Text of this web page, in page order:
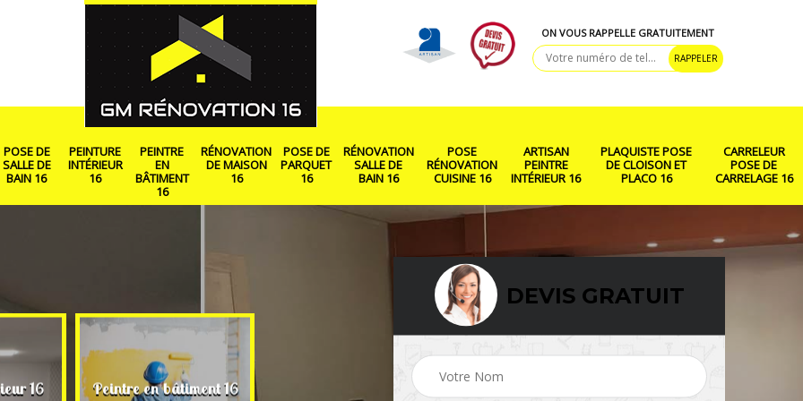
ON VOUS RAPPELLE GRATUITEMENT
POSE DE
SALLE DE
BAIN 16
PEINTURE
INTÉRIEUR
16
PEINTRE
EN
BÂTIMENT
16
RÉNOVATION
DE MAISON
16
POSE DE
PARQUET
16
RÉNOVATION
SALLE DE
BAIN 16
POSE
RÉNOVATION
CUISINE 16
ARTISAN
PEINTRE
INTÉRIEUR 16
PLAQUISTE POSE
DE CLOISON ET
PLACO 16
CARRELEUR
POSE DE
CARRELAGE 16
16 Peintre en bâtiment 16 Rénovation de maison
16 Pose de parquet 16 Rénovation salle de
DEVIS GRATUIT